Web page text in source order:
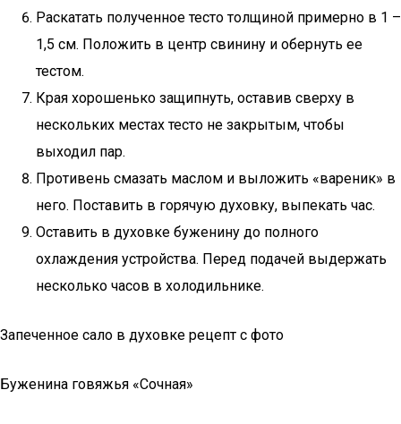
Раскатать полученное тесто толщиной примерно в 1 –
1,5 см. Положить в центр свинину и обернуть ее
тестом.
Края хорошенько защипнуть, оставив сверху в
нескольких местах тесто не закрытым, чтобы
выходил пар.
Противень смазать маслом и выложить «вареник» в
него. Поставить в горячую духовку, выпекать час.
Оставить в духовке буженину до полного
охлаждения устройства. Перед подачей выдержать
несколько часов в холодильнике.
Запеченное сало в духовке рецепт с фото
Буженина говяжья «Сочная»